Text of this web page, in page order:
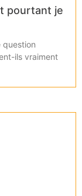
pourtant je
question
ils vraiment